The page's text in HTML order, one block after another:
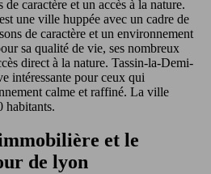
caractère et un accès à la nature.
une ville huppée avec un cadre de
de caractère et un environnement
sa qualité de vie, ses nombreux
direct à la nature. Tassin-la-Demi-
intéressante pour ceux qui
calme et raffiné. La ville
habitants.
et le
de lyon